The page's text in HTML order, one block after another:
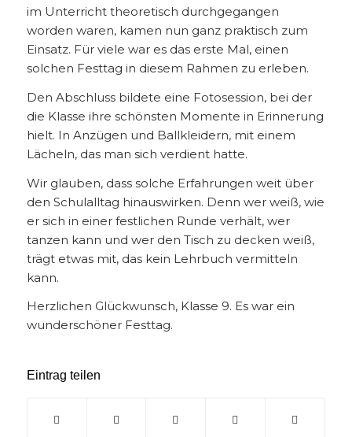
im Unterricht theoretisch durchgegangen
worden waren, kamen nun ganz praktisch zum
Einsatz. Für viele war es das erste Mal, einen
solchen Festtag in diesem Rahmen zu erleben.
Den Abschluss bildete eine Fotosession, bei der
die Klasse ihre schönsten Momente in Erinnerung
hielt. In Anzügen und Ballkleidern, mit einem
Lächeln, das man sich verdient hatte.
Wir glauben, dass solche Erfahrungen weit über
den Schulalltag hinauswirken. Denn wer weiß, wie
er sich in einer festlichen Runde verhält, wer
tanzen kann und wer den Tisch zu decken weiß,
trägt etwas mit, das kein Lehrbuch vermitteln
kann.
Herzlichen Glückwunsch, Klasse 9. Es war ein
wunderschöner Festtag.
Eintrag teilen